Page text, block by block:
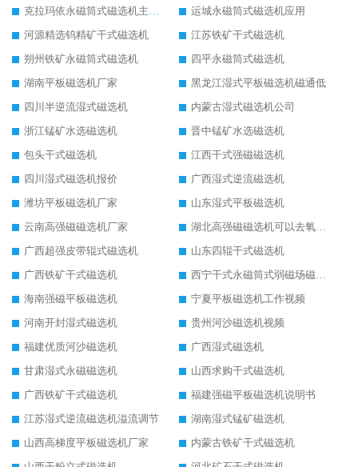
克拉玛依永磁筒式磁选机主要技术参数
运城永磁筒式磁选机应用
河源精选钨精矿干式磁选机
江苏铁矿干式磁选机
朔州铁矿永磁筒式磁选机
四平永磁筒式磁选机
湖南平板磁选机厂家
黑龙江湿式平板磁选机磁通低
四川半逆流湿式磁选机
内蒙古湿式磁选机公司
浙江锰矿水选磁选机
晋中锰矿水选磁选机
包头干式磁选机
江西干式强磁磁选机
四川湿式磁选机报价
广西湿式逆流磁选机
潍坊平板磁选机厂家
山东湿式平板磁选机
云南高强磁磁选机厂家
湖北高强磁磁选机可以去氧化铝
广西超强皮带辊式磁选机
山东四辊干式磁选机
广西铁矿干式磁选机
西宁干式永磁筒式弱磁场磁选机结构图
海南强磁平板磁选机
宁夏平板磁选机工作视频
河南开封湿式磁选机
贵州河沙磁选机视频
福建优质河沙磁选机
广西湿式磁选机
甘肃湿式永磁磁选机
山西求购干式磁选机
广西铁矿干式磁选机
福建强磁平板磁选机说明书
江苏湿式逆流磁选机溢流调节
湖南湿式锰矿磁选机
山西高梯度平板磁选机厂家
内蒙古铁矿干式磁选机